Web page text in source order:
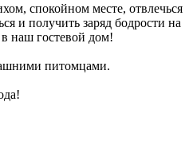
спокойном месте, отвлечься
и получить заряд бодрости на
наш гостевой дом!
питомцами.